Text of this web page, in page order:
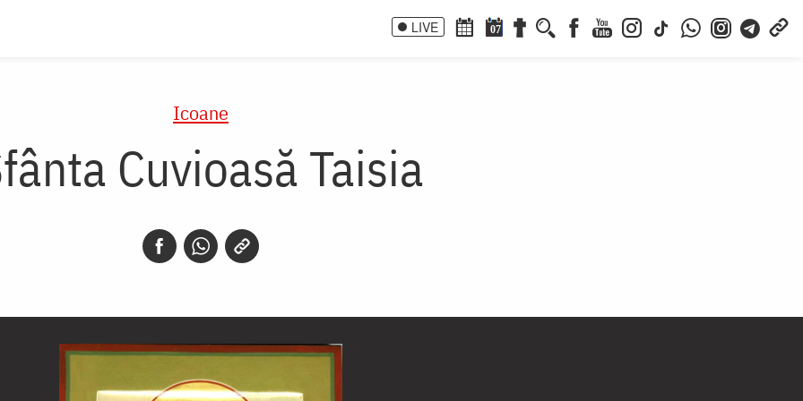
LIVE 07
Icoane
Cuvioasă Taisia